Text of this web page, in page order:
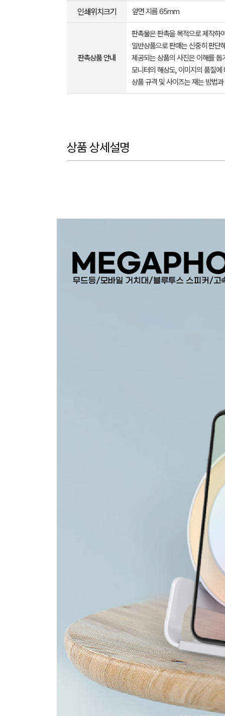
인쇄위치크기 앞면 지름 65mm
판촉상품 안내
판촉물은 판촉을 목적으로 제작하
일반상품으로 판매는 신중히 판단
제공되는 상품의 사진은 이해를
모니터의 해상도, 이미지의 품질
상품 규격 및 사이즈는 재는 방법
상품 상세설명